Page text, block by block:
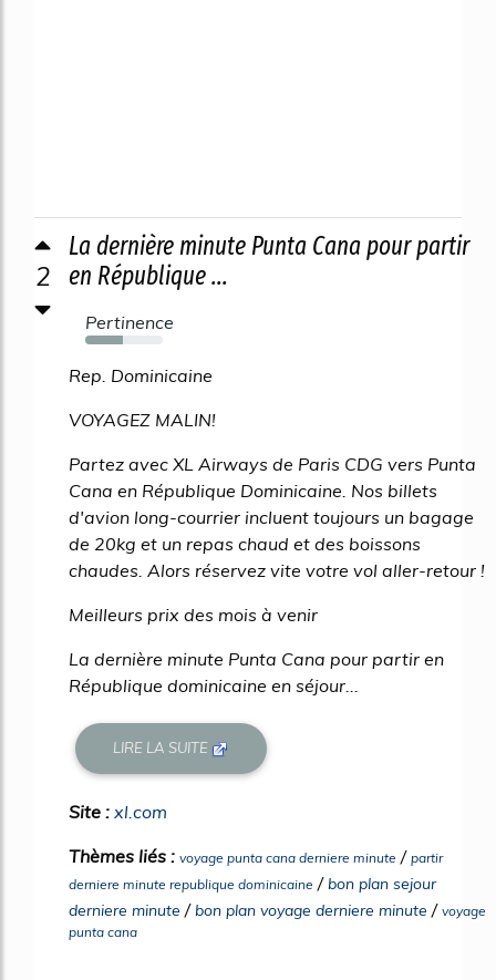
2
La dernière minute Punta Cana pour partir
en République ...
Pertinence
49%
Rep. Dominicaine
VOYAGEZ MALIN!
Partez avec XL Airways de Paris CDG vers Punta
Cana en République Dominicaine. Nos billets
d'avion long-courrier incluent toujours un bagage
de 20kg et un repas chaud et des boissons
chaudes. Alors réservez vite votre vol aller-retour !
Meilleurs prix des mois à venir
La dernière minute Punta Cana pour partir en
République dominicaine en séjour...
LIRE LA SUITE
Site : xl.com
Thèmes liés : voyage punta cana derniere minute / partir
derniere minute republique dominicaine /bon plan sejour
derniere minute /bon plan voyage derniere minute / voyage
punta cana